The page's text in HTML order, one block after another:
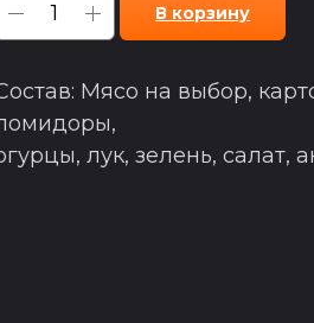
В корзину
Мясо на выбор,
лук, зелень, салат,